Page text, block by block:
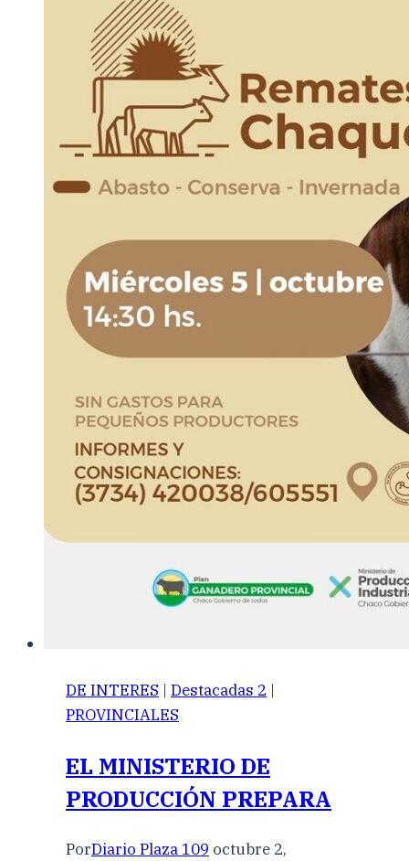
DE INTERES | Destacadas 2 |
PROVINCIALES
EL MINISTERIO DE
PRODUCCIÓN PREPARA
PorDiario Plaza 109 octubre 2,